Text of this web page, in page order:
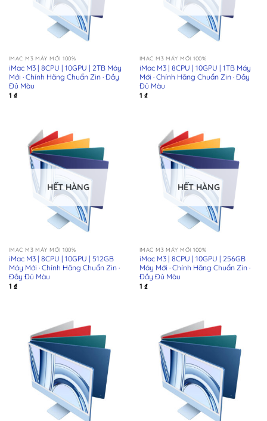
IMAC M3 MÁY MỚI 100%
iMac M3 | 8CPU | 10GPU | 2TB Máy
Mới · Chính Hãng Chuẩn Zin · Đầy
Đủ Màu
1 ₫
IMAC M3 MÁY MỚI 100%
iMac M3 | 8CPU | 10GPU | 1TB Máy
Mới · Chính Hãng Chuẩn Zin · Đầy
Đủ Màu
1 ₫
HẾT HÀNG
IMAC M3 MÁY MỚI 100%
iMac M3 | 8CPU | 10GPU | 512GB
Máy Mới · Chính Hãng Chuẩn Zin ·
Đầy Đủ Màu
1 ₫
HẾT HÀNG
IMAC M3 MÁY MỚI 100%
iMac M3 | 8CPU | 10GPU | 256GB
Máy Mới · Chính Hãng Chuẩn Zin ·
Đầy Đủ Màu
1 ₫